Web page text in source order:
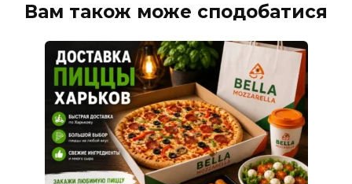
Вам також може сподобатися